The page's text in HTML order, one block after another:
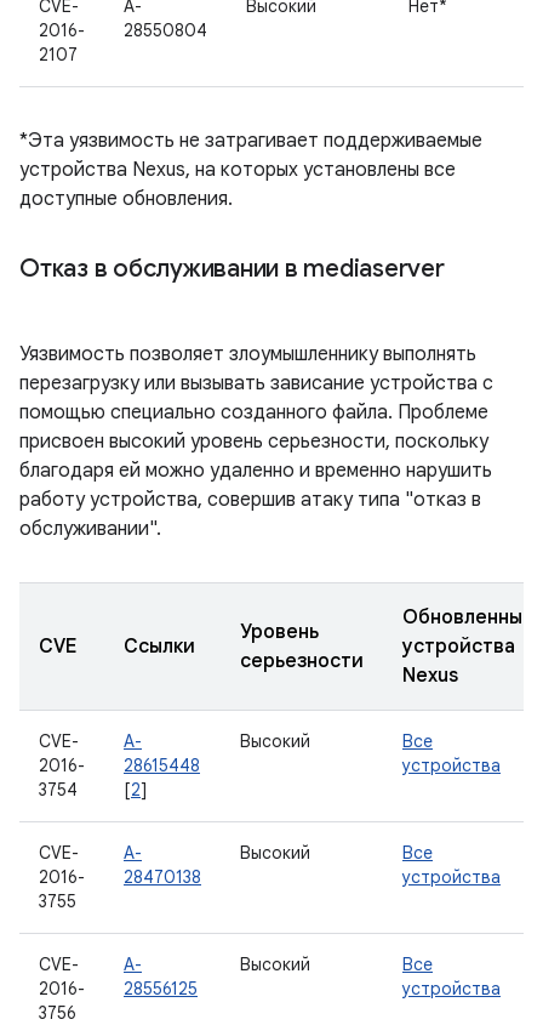
CVE-
2016-
2107
A-
28550804
Высокий Нет*
*Эта уязвимость не затрагивает поддерживаемые
устройства Nexus, на которых установлены все
доступные обновления.
Отказ в обслуживании в mediaserver
Уязвимость позволяет злоумышленнику выполнять
перезагрузку или вызывать зависание устройства с
помощью специально созданного файла. Проблеме
присвоен высокий уровень серьезности, поскольку
благодаря ей можно удаленно и временно нарушить
работу устройства, совершив атаку типа "отказ в
обслуживании".
CVE Ссылки
Уровень
серьезности
Обновленные
устройства
Nexus
CVE-
2016-
3754
A-
28615448
[2]
Высокий
Все
устройства
CVE-
2016-
3755
A-
28470138
Высокий
Все
устройства
CVE-
2016-
3756
A-
28556125
Высокий
Все
устройства